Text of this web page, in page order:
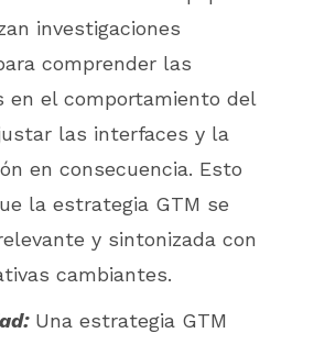
investigaciones
comprender las
en el comportamiento del
las interfaces y la
en consecuencia. Esto
la estrategia GTM se
y sintonizada con
cambiantes.
Una estrategia GTM